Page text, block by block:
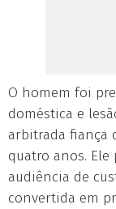
O homem foi
doméstica e
arbitrada fiança
quatro anos. Ele
audiência de
convertida em